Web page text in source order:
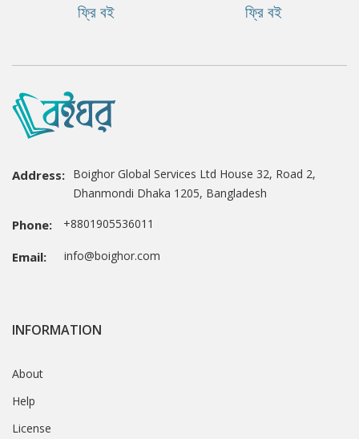
ফ্রি বই ফ্রি বই
Address: Boighor Global Services Ltd House 32, Road 2,
Dhanmondi Dhaka 1205, Bangladesh
Phone: +8801905536011
Email: info@boighor.com
INFORMATION
About
Help
License